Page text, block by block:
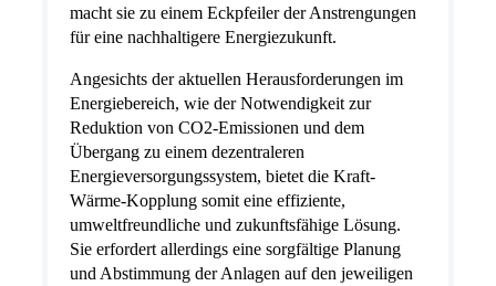
macht sie zu einem Eckpfeiler der Anstrengungen
für eine nachhaltigere Energiezukunft.
Angesichts der aktuellen Herausforderungen im
Energiebereich, wie der Notwendigkeit zur
Reduktion von CO2-Emissionen und dem
Übergang zu einem dezentraleren
Energieversorgungssystem, bietet die Kraft-
Wärme-Kopplung somit eine effiziente,
umweltfreundliche und zukunftsfähige Lösung.
Sie erfordert allerdings eine sorgfältige Planung
und Abstimmung der Anlagen auf den jeweiligen